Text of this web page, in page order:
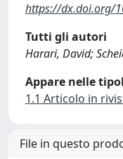
https://dx.doi.org/
Tutti gli autori
Harari, David;
Appare nelle
1.1 Articolo in
File in questo